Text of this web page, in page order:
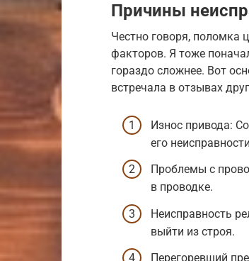
Причины
Честно говоря, поломка
факторов. Я тоже
гораздо сложнее. Вот
встречала в отзывах
Износ привода:
его
Проблемы с
в проводке.
Неисправность
выйти из строя.
Перегоревший